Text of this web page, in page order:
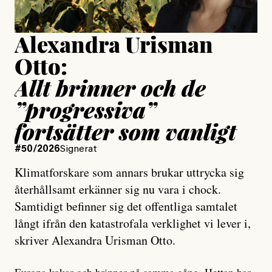
Alexandra Urisman
Otto:
Allt brinner och de
”progressiva”
fortsätter som vanligt
#50/2026Signerat
Klimatforskare som annars brukar uttrycka sig
återhållsamt erkänner sig nu vara i chock.
Samtidigt befinner sig det offentliga samtalet
långt ifrån den katastrofala verklighet vi lever i,
skriver Alexandra Urisman Otto.